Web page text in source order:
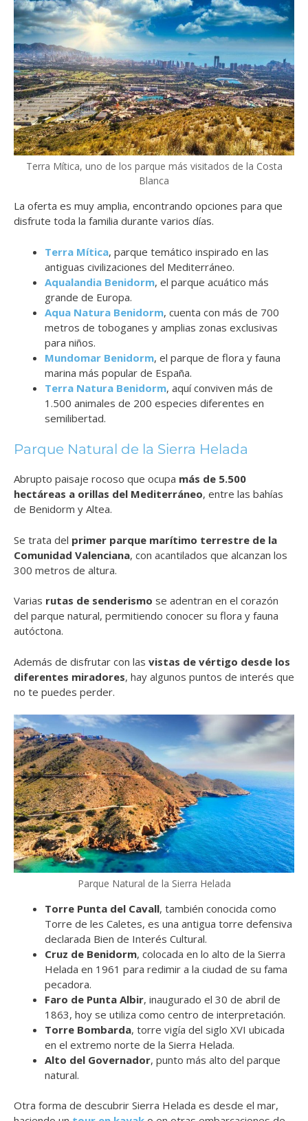
Terra Mítica, uno de los parque más visitados de la Costa
Blanca
La oferta es muy amplia, encontrando opciones para que
disfrute toda la familia durante varios días.
Terra Mítica, parque temático inspirado en las
antiguas civilizaciones del Mediterráneo.
Aqualandia Benidorm, el parque acuático más
grande de Europa.
Aqua Natura Benidorm, cuenta con más de 700
metros de toboganes y amplias zonas exclusivas
para niños.
Mundomar Benidorm, el parque de flora y fauna
marina más popular de España.
Terra Natura Benidorm, aquí conviven más de
1.500 animales de 200 especies diferentes en
semilibertad.
Parque Natural de la Sierra Helada
Abrupto paisaje rocoso que ocupa más de 5.500
hectáreas a orillas del Mediterráneo, entre las bahías
de Benidorm y Altea.
Se trata del primer parque marítimo terrestre de la
Comunidad Valenciana, con acantilados que alcanzan los
300 metros de altura.
Varias rutas de senderismo se adentran en el corazón
del parque natural, permitiendo conocer su flora y fauna
autóctona.
Además de disfrutar con las vistas de vértigo desde los
diferentes miradores, hay algunos puntos de interés que
no te puedes perder.
Parque Natural de la Sierra Helada
Torre Punta del Cavall, también conocida como
Torre de les Caletes, es una antigua torre defensiva
declarada Bien de Interés Cultural.
Cruz de Benidorm, colocada en lo alto de la Sierra
Helada en 1961 para redimir a la ciudad de su fama
pecadora.
Faro de Punta Albir, inaugurado el 30 de abril de
1863, hoy se utiliza como centro de interpretación.
Torre Bombarda, torre vigía del siglo XVI ubicada
en el extremo norte de la Sierra Helada.
Alto del Governador, punto más alto del parque
natural.
Otra forma de descubrir Sierra Helada es desde el mar,